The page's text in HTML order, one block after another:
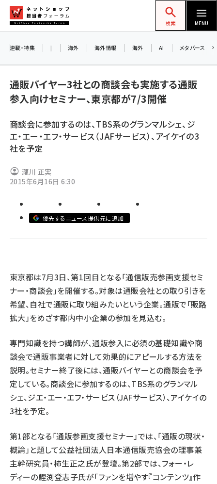
ン
ネットショップ担当者フォーラム
検索 MENU
yahoo (1905)
楽天 (1873)
アスクル (1122)
ビィ・フォアード (776)
連載・特集 | 海外 海外情報 海外 AI メタバース
通販バイヤー3社との商談会も実施する通販
参入向けセミナー、東京都が7/3開催
商談会に参加するのは、TBS系のグランマルシェ、ジ
エ・エー・エフ・サービス（JAFサービス）、アイケイの3
社を予定
瀧川 正実
2015年6月16日 6:30
優先するニュース提供元に追加
東京都は7月3日、第1回目となる「通信販売参画支援セミ
ナー・商談会」を開催する。対象は通販会社との取り引きを
希望、自社で通販に取り組みたいという企業。通販で「販路
拡大」をめざす都内中小企業の参加を見込む。
専門知識を持つ講師が、通販参入に必須の基礎知識や商
談会で通販事業者に対して効果的にアピールする方法を
説明。セミナー終了後には、通販バイヤーとの商談会を予
定している。商談会に参加するのは、TBS系のグランマル
シェ、ジエ・エー・エフ・サービス（JAFサービス）、アイケイの
3社を予定。
第1部となる「通販参画支援セミナー」では、「通販の現状・
概論」と題して公益社団法人日本通信販売協会の理事兼
主幹研究員・柿生正之氏が登壇。第2部では、フォー・レ
ディーの鯉渕登志子氏が「ファンを増やす『コンテンツ』作